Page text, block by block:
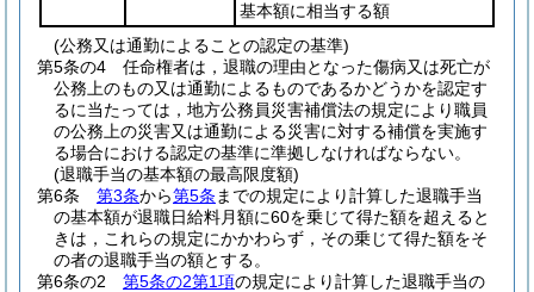
基本額に相当する額
(公務又は通勤によることの認定の基準)
第5条の4
任命権者は，退職の理由となった傷病又は死亡が
公務上のもの又は通勤によるものであるかどうかを認定す
るに当たっては，地方公務員災害補償法の規定により職員
の公務上の災害又は通勤による災害に対する補償を実施す
る場合における認定の基準に準拠しなければならない。
(退職手当の基本額の最高限度額)
第6条
第3条から第5条 までの規定により計算した退職手当
の基本額が退職日給料月額に60を乗じて得た額を超えると
きは，これらの規定にかかわらず，その乗じて得た額をそ
の者の退職手当の額とする。
第6条の2
第5条の2第1項の規定により計算した退職手当の